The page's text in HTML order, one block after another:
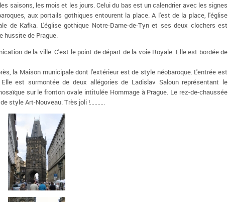
saisons, les mois et les jours. Celui du bas est un calendrier avec les signes
aux portails gothiques entourent la place. A l'est de la place, l'église
de Kafka. L'église gothique Notre-Dame-de-Tyn et ses deux clochers est
hussite de Prague.
de la ville. C'est le point de départ de la voie Royale. Elle est bordée de
la Maison municipale dont l'extérieur est de style néobaroque. L'entrée est
est surmontée de deux allégories de Ladislav Saloun représentant le
sur le fronton ovale intitulée Hommage à Prague. Le rez-de-chaussée
de style Art-Nouveau. Très joli !..........